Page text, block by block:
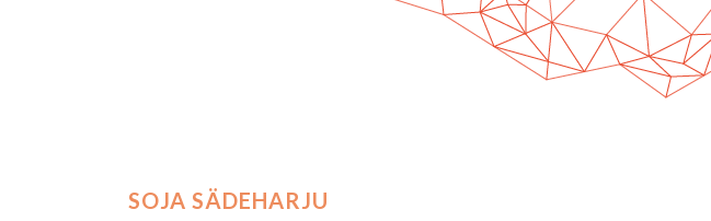
SOJA SÄDEHARJU